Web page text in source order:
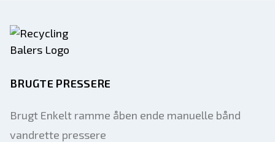
BRUGTE PRESSERE
Brugt Enkelt ramme åben ende manuelle bånd
vandrette pressere